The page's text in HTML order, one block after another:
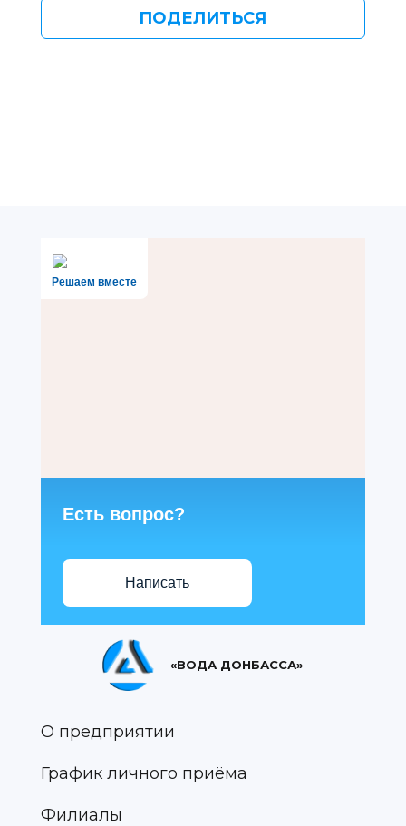
ПОДЕЛИТЬСЯ
Решаем вместе
Есть вопрос?
Написать
«ВОДА ДОНБАССА»
О предприятии
График личного приёма
Филиалы